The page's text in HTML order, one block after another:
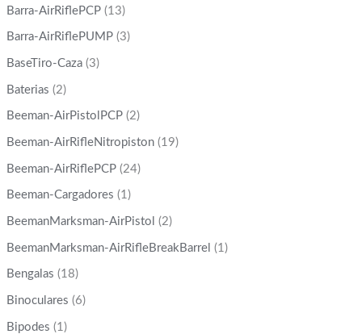
Barra-AirRiflePCP (13)
Barra-AirRiflePUMP (3)
BaseTiro-Caza (3)
Baterias (2)
Beeman-AirPistolPCP (2)
Beeman-AirRifleNitropiston (19)
Beeman-AirRiflePCP (24)
Beeman-Cargadores (1)
BeemanMarksman-AirPistol (2)
BeemanMarksman-AirRifleBreakBarrel (1)
Bengalas (18)
Binoculares (6)
Bipodes (1)